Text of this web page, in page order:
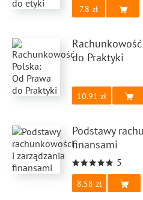
7.8
do Praktyki
10.91
Podstawy
finansami
5
8.58